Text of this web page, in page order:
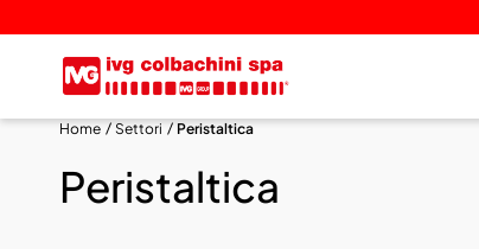
Home Settori Peristaltica
Peristaltica